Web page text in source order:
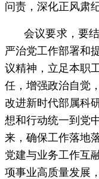
问责，深化正风肃纪
会议要求，要
严治党工作部署和
议精神，立足本职
任，增强政治自觉
改进新时代部属科
想和行动统一到党
来，确保工作落地
党建与业务工作互
项事业高质量发展